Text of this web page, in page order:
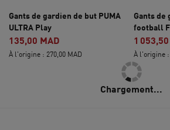
Gants de gardien de but PUMA
ULTRA Play
135,00 MAD
À l'origine : 270,00 MAD
Gants de
football
1
À l'origine :
Chargement...